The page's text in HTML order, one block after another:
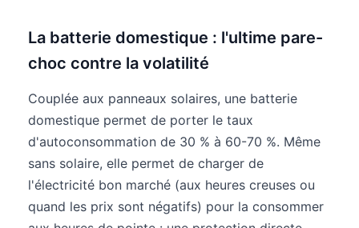
La batterie domestique : l'ultime pare-
choc contre la volatilité
Couplée aux panneaux solaires, une batterie
domestique permet de porter le taux
d'autoconsommation de 30 % à 60-70 %. Même
sans solaire, elle permet de charger de
l'électricité bon marché (aux heures creuses ou
quand les prix sont négatifs) pour la consommer